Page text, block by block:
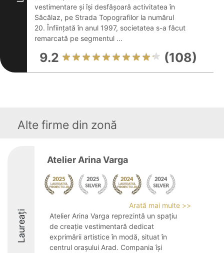
vestimentare și își desfășoară activitatea în
Săcălaz, pe Strada Topografilor la numărul
20. Înființată în anul 1997, societatea s-a făcut
remarcată pe segmentul ...
9.2 (108)
Alte firme din zonă
Laureați
Atelier Arina Varga
Arată mai multe >>
Atelier Arina Varga reprezintă un spațiu
de creație vestimentară dedicat
exprimării artistice în modă, situat în
centrul orașului Arad. Compania își